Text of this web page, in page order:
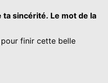
sincérité. Le mot de la
finir cette belle